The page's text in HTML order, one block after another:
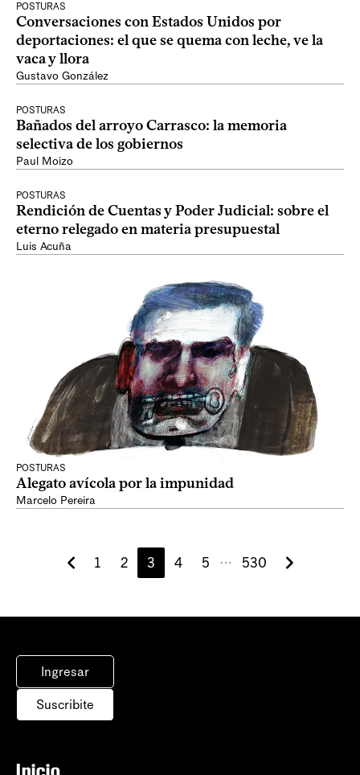
POSTURAS
Conversaciones con Estados Unidos por
deportaciones: el que se quema con leche, ve la
vaca y llora
Gustavo González
POSTURAS
Bañados del arroyo Carrasco: la memoria
selectiva de los gobiernos
Paul Moizo
POSTURAS
Rendición de Cuentas y Poder Judicial: sobre el
eterno relegado en materia presupuestal
Luis Acuña
POSTURAS
Alegato avícola por la impunidad
Marcelo Pereira
1 2 3 4 5 ⋯ 530
Ingresar
Suscribite